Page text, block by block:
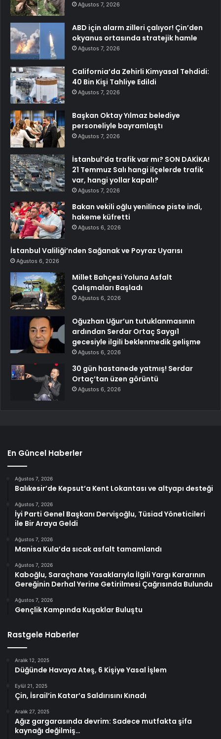
Ağustos 7, 2026
ABD için alarm zilleri çalıyor! Çin’den
okyanus ortasında stratejik hamle
Ağustos 7, 2026
California’da Zehirli Kimyasal Tehdidi:
40 Bin Kişi Tahliye Edildi
Ağustos 7, 2026
Başkan Oktay Yılmaz belediye
personeliyle bayramlaştı
Ağustos 7, 2026
İstanbul’da trafik var mı? SON DAKİKA!
21 Temmuz Salı hangi ilçelerde trafik
var, hangi yollar kapalı?
Ağustos 7, 2026
Bakan vekili oğlu yenilince piste indi,
hakeme küfretti
Ağustos 6, 2026
İstanbul Valiliği’nden Sağanak ve Poyraz Uyarısı
Ağustos 6, 2026
Millet Bahçesi Yoluna Asfalt
Çalışmaları Başladı
Ağustos 6, 2026
Oğuzhan Uğur’un tutuklanmasının
ardından Serdar Ortaç Saygı1
gecesiyle ilgili beklenmedik gelişme
Ağustos 6, 2026
30 gün hastanede yatmış! Serdar
Ortaç’tan üzen görüntü
Ağustos 6, 2026
En Güncel Haberler
Ağustos 7, 2026
Balıkesir’de Kepsut’a Kent Lokantası ve altyapı desteği
Ağustos 7, 2026
İyi Parti Genel Başkanı Dervişoğlu, Tüsiad Yöneticileri
ile Bir Araya Geldi
Ağustos 7, 2026
Manisa Kula’da sıcak asfalt tamamlandı
Ağustos 7, 2026
Kaboğlu, Saraçhane Yasaklarıyla İlgili Yargı Kararının
Gereğinin Derhal Yerine Getirilmesi Çağrısında Bulundu
Ağustos 7, 2026
Gençlik Kampında Kuşaklar Buluştu
Rastgele Haberler
Aralık 12, 2025
Düğünde Havaya Ateş, 6 Kişiye Yasal İşlem
Eylül 21, 2025
Çin, İsrail’in Katar’a Saldırısını Kınadı
Aralık 27, 2025
Ağız gargarasında devrim: Sadece mutfakta şifa
kaynağı değilmiş…